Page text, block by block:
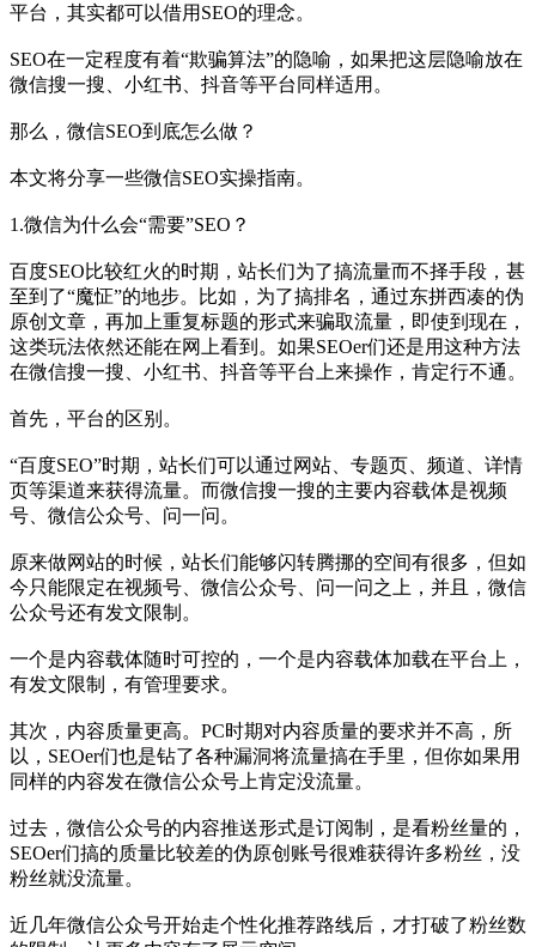
平台，其实都可以借用SEO的理念。
SEO在一定程度有着“欺骗算法”的隐喻，如果把这层隐喻放在
微信搜一搜、小红书、抖音等平台同样适用。
那么，微信SEO到底怎么做？
本文将分享一些微信SEO实操指南。
1.微信为什么会“需要”SEO？
百度SEO比较红火的时期，站长们为了搞流量而不择手段，甚
至到了“魔怔”的地步。比如，为了搞排名，通过东拼西凑的伪
原创文章，再加上重复标题的形式来骗取流量，即使到现在，
这类玩法依然还能在网上看到。如果SEOer们还是用这种方法
在微信搜一搜、小红书、抖音等平台上来操作，肯定行不通。
首先，平台的区别。
“百度SEO”时期，站长们可以通过网站、专题页、频道、详情
页等渠道来获得流量。而微信搜一搜的主要内容载体是视频
号、微信公众号、问一问。
原来做网站的时候，站长们能够闪转腾挪的空间有很多，但如
今只能限定在视频号、微信公众号、问一问之上，并且，微信
公众号还有发文限制。
一个是内容载体随时可控的，一个是内容载体加载在平台上，
有发文限制，有管理要求。
其次，内容质量更高。PC时期对内容质量的要求并不高，所
以，SEOer们也是钻了各种漏洞将流量搞在手里，但你如果用
同样的内容发在微信公众号上肯定没流量。
过去，微信公众号的内容推送形式是订阅制，是看粉丝量的，
SEOer们搞的质量比较差的伪原创账号很难获得许多粉丝，没
粉丝就没流量。
近几年微信公众号开始走个性化推荐路线后，才打破了粉丝数